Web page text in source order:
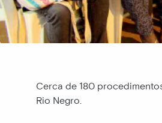
Cerca de 180
Rio Negro.